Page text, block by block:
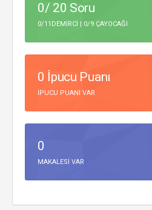
0/ 20 Soru
0/11DEMIRCI | 0/9 ÇAYOCAĞI
0 İpucu Puanı
IPUCU PUANI VAR
0
MAKALESI VAR